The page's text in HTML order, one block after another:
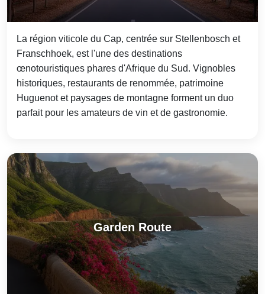
La région viticole du Cap, centrée sur Stellenbosch et
Franschhoek, est l'une des destinations
œnotouristiques phares d'Afrique du Sud. Vignobles
historiques, restaurants de renommée, patrimoine
Huguenot et paysages de montagne forment un duo
parfait pour les amateurs de vin et de gastronomie.
Garden Route